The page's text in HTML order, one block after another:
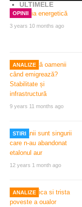
ULTIMELE
OPINII
3 years 10 months ago
ANALIZE
9 years 11 months ago
STIRI
12 years 1 month ago
ANALIZE